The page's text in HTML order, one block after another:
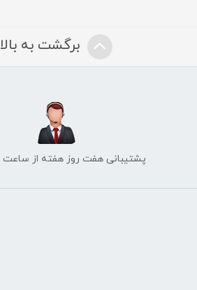
برگشت به بالا
پشتیبانی هفت روز هفته از ساعت 10الی 22